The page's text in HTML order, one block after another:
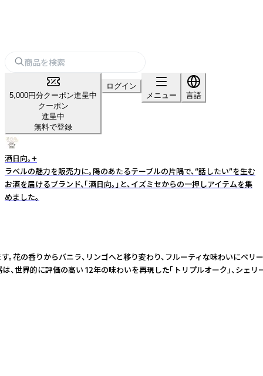
5,000円分クーポン進呈中
クーポン
進呈中
無料で登録
ログイン
メニュー
言語
酒日向。+
ラベルの魅力を販売力に。陽のあたるテーブルの片隅で、“話したい”を生む
お酒を届けるブランド、「酒日向。」と、イズミセからの一押しアイテムを集
めました。
香りからバニラ、リンゴへと移り変わり、フルーティな味わい
に評価の高い 12年の味わいを再現した「トリプルオーク」、シ